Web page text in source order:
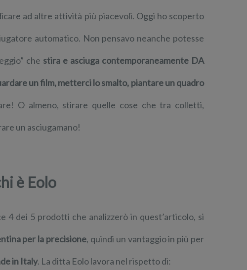
ad altre attività più piacevoli. Oggi ho scoperto
automatico. Non pensavo neanche potesse
che stira e asciuga contemporaneamente DA
un film, metterci lo smalto, piantare un quadro
O almeno, stirare quelle cose che tra colletti,
un asciugamano!
è Eolo
4 dei 5 prodotti che analizzerò in quest’articolo, si
per la precisione, quindi un vantaggio in più per
in Italy. La ditta Eolo lavora nel rispetto di: